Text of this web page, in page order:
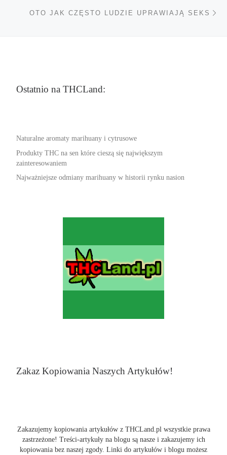
OTO JAK CZĘSTO LUDZIE UPRAWIAJĄ SEKS
Ostatnio na THCLand:
Naturalne aromaty marihuany i cytrusowe
Produkty THC na sen które cieszą się największym
zainteresowaniem
Najważniejsze odmiany marihuany w historii rynku nasion
Zakaz Kopiowania Naszych Artykułów!
Zakazujemy kopiowania artykułów z THCLand.pl wszystkie prawa
zastrzeżone! Treści-artykuły na blogu są nasze i zakazujemy ich
kopiowania bez naszej zgody. Linki do artykułów i blogu możesz